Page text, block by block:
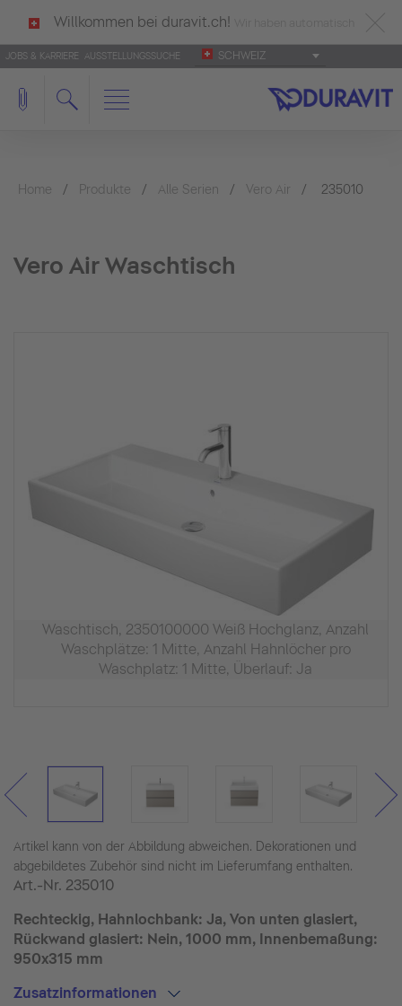
Willkommen bei duravit.ch!
deutsch als Ihre Sprache erkannt.
Français Italiano
JOBS & KARRIERE AUSSTELLUNGSSUCHE SCHWEIZ
Home Produkte Alle Serien Vero Air 235010
Vero Air Waschtisch
Waschtisch, 2350100000 Weiß Hochglanz, Anzahl
Waschplätze: 1 Mitte, Anzahl Hahnlöcher pro
Waschplatz: 1 Mitte, Überlauf: Ja
Artikel kann von der Abbildung abweichen. Dekorationen und
abgebildetes Zubehör sind nicht im Lieferumfang enthalten.
Art.-Nr. 235010
Rechteckig, Hahnlochbank: Ja, Von unten glasiert,
Rückwand glasiert: Nein, 1000 mm, Innenbemaßung:
950x315 mm
Zusatzinformationen